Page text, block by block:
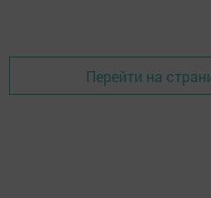
Перейти на